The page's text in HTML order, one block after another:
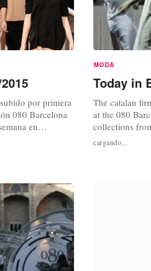
por primera
080 Barcelona
en
de LeborGabala
presenta una
MODA
Today in
The catalan
at the 080
collections
including
Mango, TCN
cargando...